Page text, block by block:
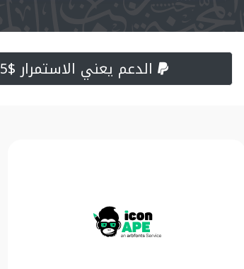
الدعم يعني الاستمرار $5